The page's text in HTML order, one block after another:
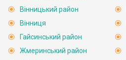
Вінницький район
Вінниця
Гайсинський район
Жмеринський район